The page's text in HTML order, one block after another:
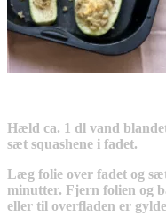
Hæld ca. 1 dl vand
sæt squashene i fadet.
Læg folie over fadet og
minutter. Fjern folien og
eller til overfladen er